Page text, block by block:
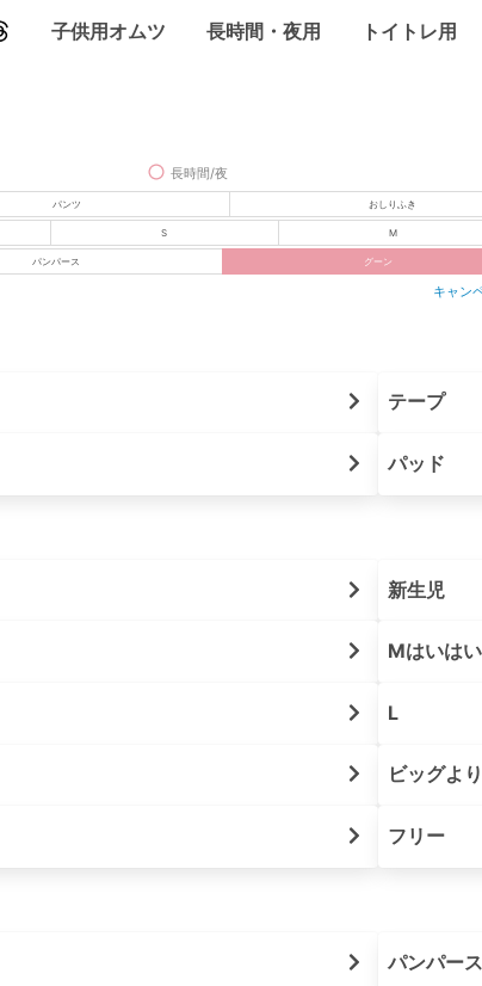
子供用オムツ 長時間・夜用 トイトレ用
長時間/夜
パンツ おしりふき
S M
パンパース グーン
キャン
テープ
パッド
新生児
Mはいはい
L
ビッグよ
フリー
パンパース